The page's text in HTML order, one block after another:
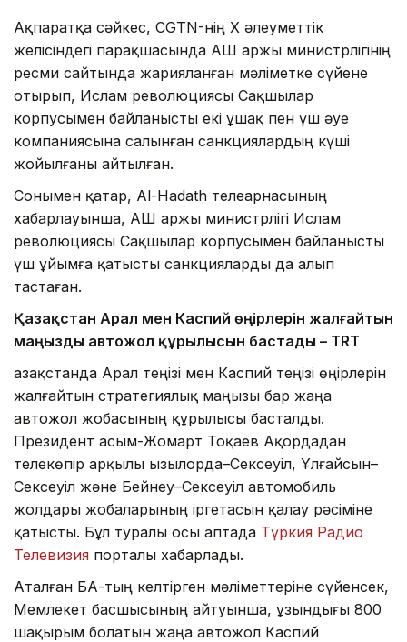
Ақпаратқа сәйкес, CGTN-нің X әлеуметтік
желісіндегі парақшасында АҚШ Қаржы министрлігінің
ресми сайтында жарияланған мәліметке сүйене
отырып, Ислам революциясы Сақшылар
корпусымен байланысты екі ұшақ пен үш әуе
компаниясына салынған санкциялардың күші
жойылғаны айтылған.
Сонымен қатар, Al-Hadath телеарнасының
хабарлауынша, АҚШ Қаржы министрлігі Ислам
революциясы Сақшылар корпусымен байланысты
үш ұйымға қатысты санкцияларды да алып
тастаған.
Қазақстан Арал мен Каспий өңірлерін жалғайтын
маңызды автожол құрылысын бастады – TRT
Қазақстанда Арал теңізі мен Каспий теңізі өңірлерін
жалғайтын стратегиялық маңызы бар жаңа
автожол жобасының құрылысы басталды.
Президент Қасым-Жомарт Тоқаев Ақордадан
телекөпір арқылы Қызылорда–Сексеуіл, Ұлғайсын–
Сексеуіл және Бейнеу–Сексеуіл автомобиль
жолдары жобаларының іргетасын қалау рәсіміне
қатысты. Бұл туралы осы аптада Түркия Радио
Телевизия порталы хабарлады.
Аталған БАҚ-тың келтірген мәліметтеріне сүйенсек,
Мемлекет басшысының айтуынша, ұзындығы 800
шақырым болатын жаңа автожол Каспий